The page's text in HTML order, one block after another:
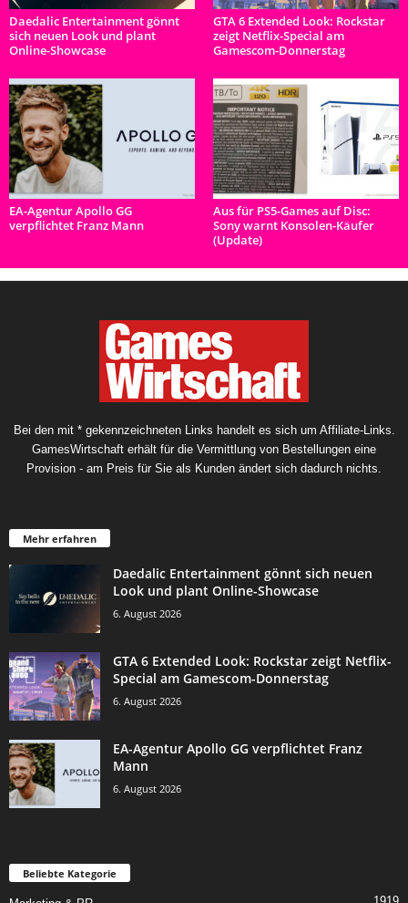
Daedalic Entertainment gönnt
sich neuen Look und plant
Online-Showcase
GTA 6 Extended Look: Rockstar
zeigt Netflix-Special am
Gamescom-Donnerstag
EA-Agentur Apollo GG
verpflichtet Franz Mann
Aus für PS5-Games auf Disc:
Sony warnt Konsolen-Käufer
(Update)
Bei den mit * gekennzeichneten Links handelt es sich um Affiliate-Links.
GamesWirtschaft erhält für die Vermittlung von Bestellungen eine
Provision - am Preis für Sie als Kunden ändert sich dadurch nichts.
Mehr erfahren
Daedalic Entertainment gönnt sich neuen
Look und plant Online-Showcase
6. August 2026
GTA 6 Extended Look: Rockstar zeigt Netflix-
Special am Gamescom-Donnerstag
6. August 2026
EA-Agentur Apollo GG verpflichtet Franz
Mann
6. August 2026
Beliebte Kategorie